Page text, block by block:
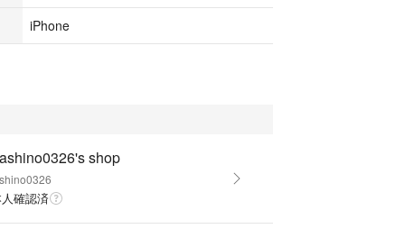
iPhone
shop
確認済